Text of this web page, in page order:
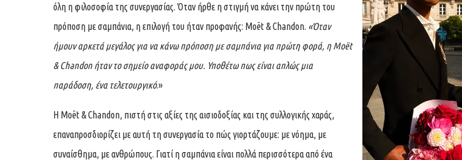
όλη η φιλοσοφία της συνεργασίας. Όταν ήρθε η στιγμή να κάνει την πρώτη του
πρόποση με σαμπάνια, η επιλογή του ήταν προφανής: Moët & Chandon. «Όταν
ήμουν αρκετά μεγάλος για να κάνω πρόποση με σαμπάνια για πρώτη φορά, η Moët
& Chandon ήταν το σημείο αναφοράς μου. Υποθέτω πως είναι απλώς μια
παράδοση, ένα τελετουργικό.»
Η Moët & Chandon, πιστή στις αξίες της αισιοδοξίας και της συλλογικής χαράς,
επαναπροσδιορίζει με αυτή τη συνεργασία το πώς γιορτάζουμε: με νόημα, με
συναίσθημα, με ανθρώπους. Γιατί η σαμπάνια είναι πολλά περισσότερα από ένα